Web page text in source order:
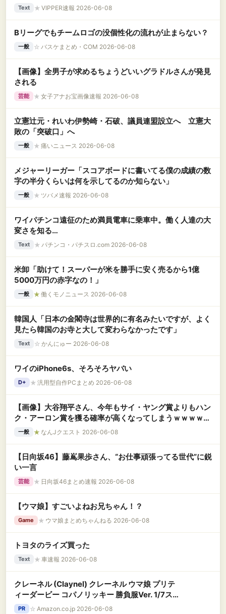
Text ★ VIPPER速報 2026-06-08
Bリーグでもチームロゴの没個性化の流れが止まらない？
一般 ☆ バスケまとめ・COM 2026-06-08
【画像】全男子が求めるちょうどいいグラドルさんが発見
される
芸能 ★ 女子アナお宝画像速報 2026-06-08
立憲辻元・れいわ伊勢崎・石破、議員連盟設立へ 立憲大
敗の「突破口」へ
一般 ★ 痛いニュース 2026-06-08
メジャーリーガー「スコアボードに書いてる僕の成績の数
字の半分くらいは何を示してるのか知らない」
一般 ★ ツバメ速報 2026-06-08
ワイパチンコ遠征のため満員電車に乗車中。働く人達の大
変さを知る…
Text ★ パチンコ・パチスロ.com 2026-06-08
米卸「助けて！スーパーが米を勝手に安く売るから1億
5000万円の赤字なの！」
一般 ★ 働くモノニュース 2026-06-08
韓国人「日本の金閣寺は世界的に有名みたいですが、よく
見たら韓国のお寺と大して変わらなかったです」
Text ☆ かんにゅー 2026-06-08
ワイのiPhone6s、そろそろヤバい
D+ ★ 汎用型自作PCまとめ 2026-06-08
【画像】大谷翔平さん、今年もサイ・ヤング賞よりもハン
ク・アーロン賞を獲る確率が高くなってしまうｗｗｗｗｗ
ｗｗｗｗｗ
一般 ★ なんJクエスト 2026-06-08
【日向坂46】藤嶌果歩さん、“お仕事頑張ってる世代”に鋭
い一言
芸能 ★ 日向坂46まとめ速報 2026-06-08
【ウマ娘】すごいよねお兄ちゃん！？
Game ★ ウマ娘まとめちゃんねる 2026-06-08
トヨタのライズ買った
Text ★ 車速報 2026-06-08
クレーネル (Claynel) クレーネル ウマ娘 プリテ
ィーダービー コパノリッキー 勝負服Ver. 1/7スケ
ール PVC/ABS製 塗装済み 完成品 フィギュア
PR ☆ Amazon.co.jp 2026-06-08